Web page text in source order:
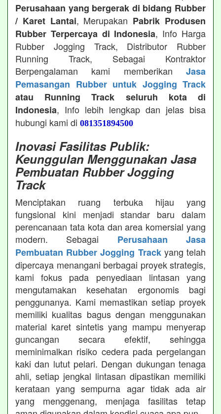
Perusahaan yang bergerak di bidang Rubber
/ Karet Lantai, Merupakan Pabrik Produsen
Rubber Terpercaya di Indonesia, Info Harga
Rubber Jogging Track, Distributor Rubber
Running Track, Sebagai Kontraktor
Berpengalaman kami memberikan Jasa
Pemasangan Rubber untuk Jogging Track
atau Running Track seluruh kota di
Indonesia, Info lebih lengkap dan jelas bisa
hubungi kami di 081351894500
Inovasi Fasilitas Publik:
Keunggulan Menggunakan Jasa
Pembuatan Rubber Jogging
Track
Menciptakan ruang terbuka hijau yang
fungsional kini menjadi standar baru dalam
perencanaan tata kota dan area komersial yang
modern. Sebagai Perusahaan Jasa
Pembuatan Rubber Jogging Trackyang telah
dipercaya menangani berbagai proyek strategis,
kami fokus pada penyediaan lintasan yang
mengutamakan kesehatan ergonomis bagi
penggunanya. Kami memastikan setiap proyek
memiliki kualitas bagus dengan menggunakan
material karet sintetis yang mampu menyerap
guncangan secara efektif, sehingga
meminimalkan risiko cedera pada pergelangan
kaki dan lutut pelari. Dengan dukungan tenaga
ahli, setiap jengkal lintasan dipastikan memiliki
kerataan yang sempurna agar tidak ada air
yang menggenang, menjaga fasilitas tetap